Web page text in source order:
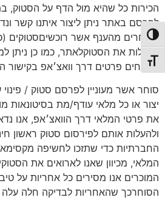
הפעל/כבה ניגודיות גבוהה
מתג גודל גופן
הכירות כל שהיא מול הדף על הסטוק,
לפרסם באתר ניתן ליצור איתנו קשר
לסוחרים מהענף אשר רוכשיםסטוקים
להעלות את הסטוקלאתר, כמו כן ניתן
לשטחים פרטים דרך וואצ׳אפ בקישור
סוחר אשר מעוניין לפרסם סטוק /
יצור או כל מלאי עודף/מת בסיטונאות
את פרטי המלאי דרך הוואצ׳אפ, אנו
ולהעלות אותם לפירסום סטוק ראשון
החברתיות כדי שתזכו לחשיפה
המלאי, מכיוון שאנו לארואים את
המוכרים אנו מסירים כל אחריות על
הסוחרכך שהאחריות לבדיקה חלה עלה